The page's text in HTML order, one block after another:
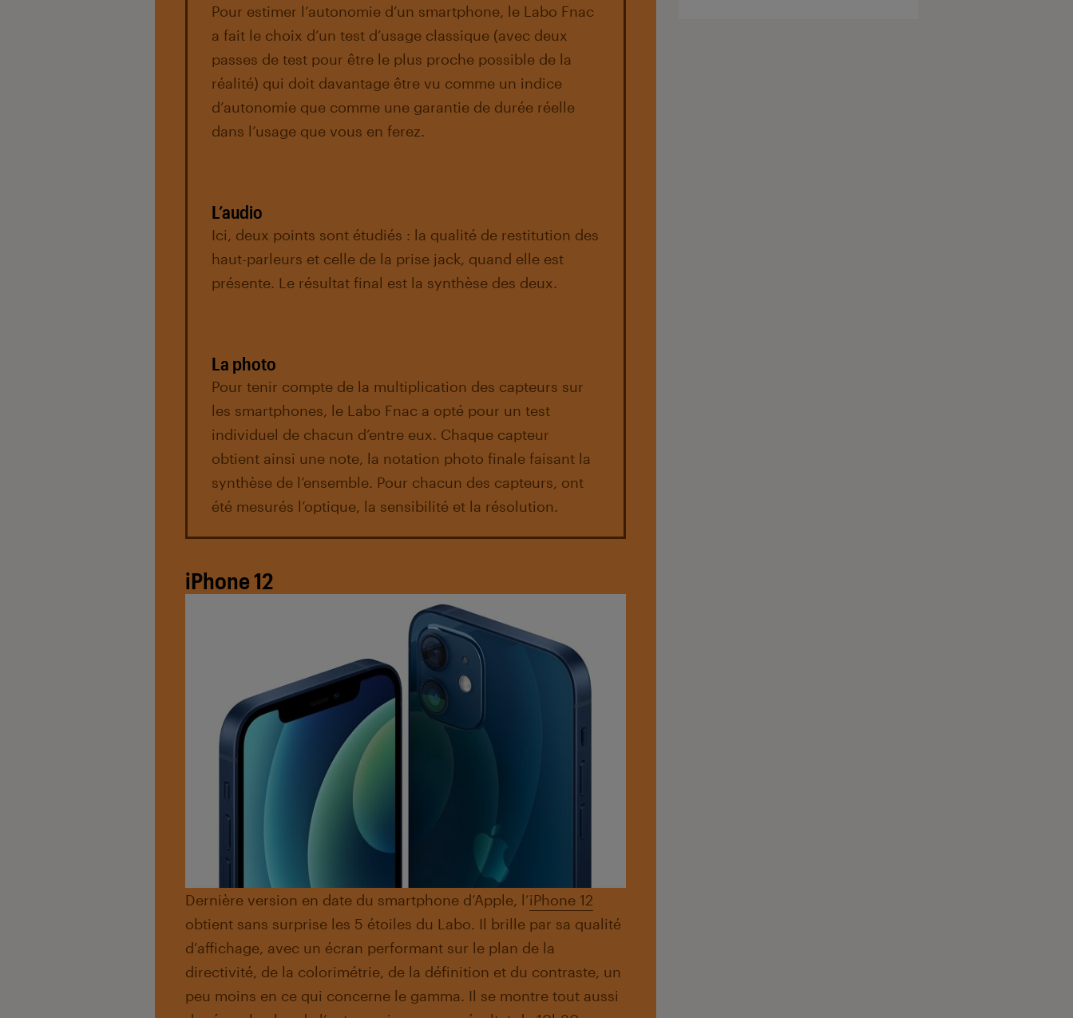
Pour estimer l’autonomie d’un smartphone, le Labo Fnac
a fait le choix d’un test d’usage classique (avec deux
passes de test pour être le plus proche possible de la
réalité) qui doit davantage être vu comme un indice
d’autonomie que comme une garantie de durée réelle
dans l’usage que vous en ferez.
L’audio
Ici, deux points sont étudiés : la qualité de restitution des
haut-parleurs et celle de la prise jack, quand elle est
présente. Le résultat final est la synthèse des deux.
La photo
Pour tenir compte de la multiplication des capteurs sur
les smartphones, le Labo Fnac a opté pour un test
individuel de chacun d’entre eux. Chaque capteur
obtient ainsi une note, la notation photo finale faisant la
synthèse de l’ensemble. Pour chacun des capteurs, ont
été mesurés l’optique, la sensibilité et la résolution.
iPhone 12
Dernière version en date du smartphone d’Apple, l’iPhone 12
obtient sans surprise les 5 étoiles du Labo. Il brille par sa qualité
d’affichage, avec un écran performant sur le plan de la
directivité, de la colorimétrie, de la définition et du contraste, un
peu moins en ce qui concerne le gamma. Il se montre tout aussi